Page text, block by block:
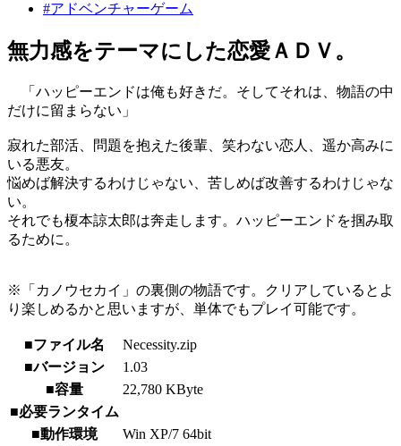
#アドベンチャーゲーム
無力感をテーマにした恋愛ＡＤＶ。
「ハッピーエンドは俺も好きだ。そしてそれは、物語の中
だけに留まらない」
寂れた部活、問題を抱えた後輩、笑わない恋人、遥か高みに
いる悪友。
悩めば解決するわけじゃない、苦しめば改善するわけじゃな
い。
それでも榎本諒太郎は奔走します。ハッピーエンドを掴み取
るために。
※「カノウセカイ」の裏側の物語です。クリアしているとよ
り楽しめるかと思いますが、単体でもプレイ可能です。
■ファイル名
Necessity.zip
■バージョン
1.03
■容量
22,780 KByte
■必要ランタイム
■動作環境
Win XP/7 64bit